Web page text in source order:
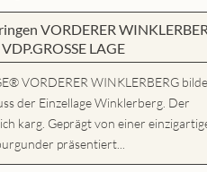
VORDERER
LAGE
VORDERER WINKLERBERG
der Einzellage Winklerberg. Der
karg. Geprägt von einer
präsentiert...